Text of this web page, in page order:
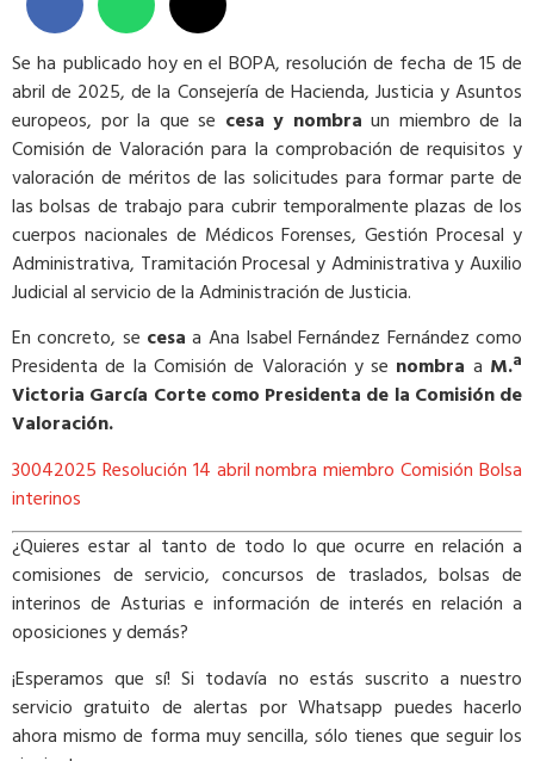
Se ha publicado hoy en el BOPA, resolución de fecha de 15 de
abril de 2025, de la Consejería de Hacienda, Justicia y Asuntos
europeos, por la que se cesa y nombra un miembro de la
Comisión de Valoración para la comprobación de requisitos y
valoración de méritos de las solicitudes para formar parte de
las bolsas de trabajo para cubrir temporalmente plazas de los
cuerpos nacionales de Médicos Forenses, Gestión Procesal y
Administrativa, Tramitación Procesal y Administrativa y Auxilio
Judicial al servicio de la Administración de Justicia.
En concreto, se cesa a Ana Isabel Fernández Fernández como
Presidenta de la Comisión de Valoración y se nombra a M.ª
Victoria García Corte como Presidenta de la Comisión de
Valoración.
30042025 Resolución 14 abril nombra miembro Comisión Bolsa
interinos
¿Quieres estar al tanto de todo lo que ocurre en relación a
comisiones de servicio, concursos de traslados, bolsas de
interinos de Asturias e información de interés en relación a
oposiciones y demás?
¡Esperamos que sí! Si todavía no estás suscrito a nuestro
servicio gratuito de alertas por Whatsapp puedes hacerlo
ahora mismo de forma muy sencilla, sólo tienes que seguir los